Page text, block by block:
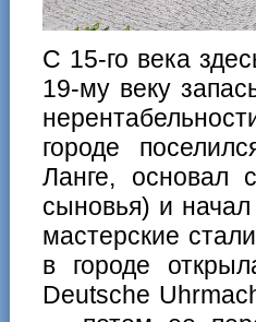
С 15-го века
19-му веку
городе
Ланге,
сыновья) и
мастерские
в городе
Deutsche